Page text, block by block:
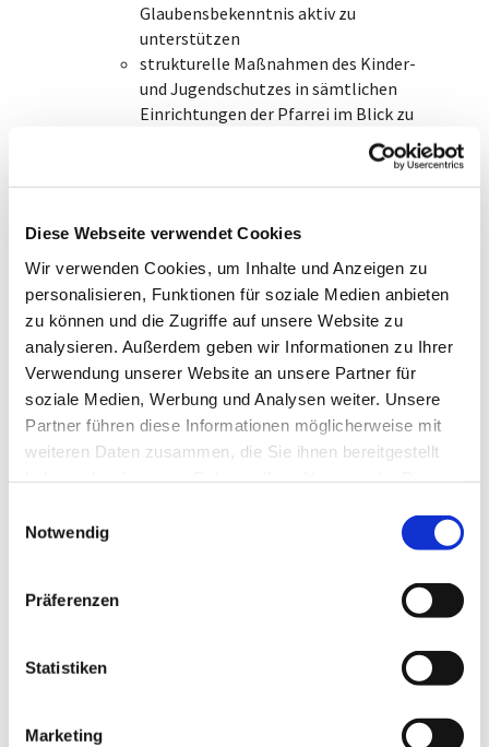
Diese Webseite verwendet Cookies
Wir verwenden Cookies, um Inhalte und Anzeigen zu
personalisieren, Funktionen für soziale Medien anbieten
zu können und die Zugriffe auf unsere Website zu
analysieren. Außerdem geben wir Informationen zu Ihrer
Verwendung unserer Website an unsere Partner für
soziale Medien, Werbung und Analysen weiter. Unsere
Partner führen diese Informationen möglicherweise mit
weiteren Daten zusammen, die Sie ihnen bereitgestellt
Notwendig
Präferenzen
Statistiken
Marketing
Glaubensbekenntnis aktiv zu
unterstützen
strukturelle Maßnahmen des Kinder-
und Jugendschutzes in sämtlichen
Einrichtungen der Pfarrei im Blick zu
die diözesanen Rechtsvorschriften für
die Prävention vor sexualisierter
erstellen
Schwerpunkte bei der Verwendung der
finanziellen Mittel beim
Kirchenvorstand anzumelden
Unserem Pfarreirat gehören als stimmberechtigte
Mitglieder an:
der Pfarrer
zwei von den Gemeinderäten entsandte
2 Vertreter der Orte kirchlichen Lebens